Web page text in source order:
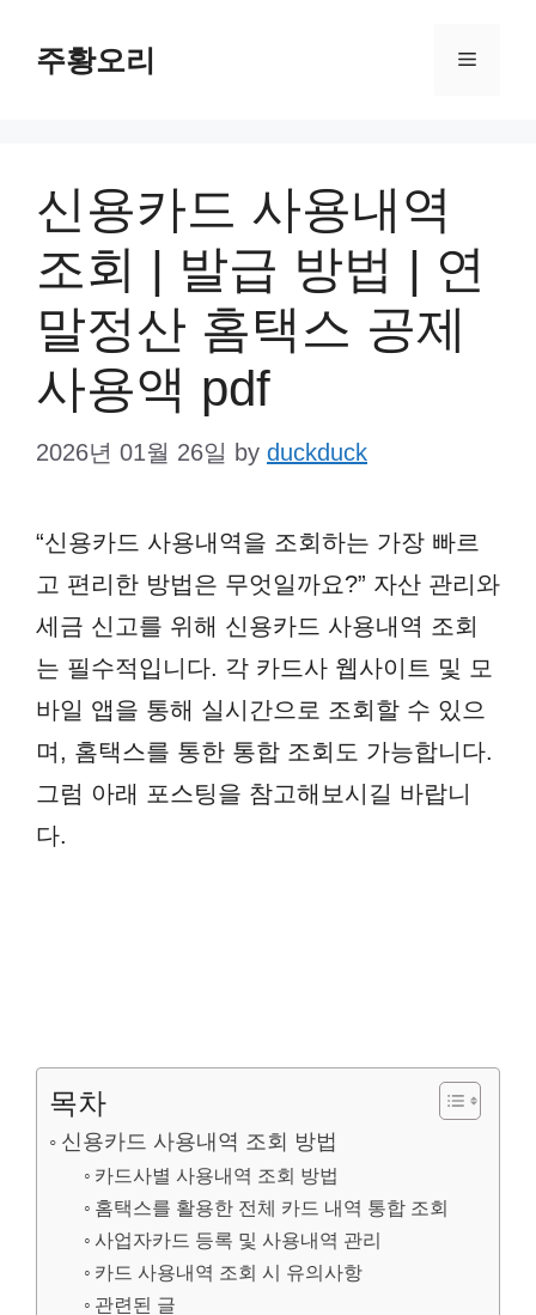
주황오리 Menu
신용카드 사용내역
조회 | 발급 방법 | 연
말정산 홈택스 공제
사용액 pdf
2026년 01월 26일 by duckduck
“신용카드 사용내역을 조회하는 가장 빠르
고 편리한 방법은 무엇일까요?” 자산 관리와
세금 신고를 위해 신용카드 사용내역 조회
는 필수적입니다. 각 카드사 웹사이트 및 모
바일 앱을 통해 실시간으로 조회할 수 있으
며, 홈택스를 통한 통합 조회도 가능합니다.
그럼 아래 포스팅을 참고해보시길 바랍니
다.
목차
신용카드 사용내역 조회 방법
카드사별 사용내역 조회 방법
홈택스를 활용한 전체 카드 내역 통합 조회
사업자카드 등록 및 사용내역 관리
카드 사용내역 조회 시 유의사항
관련된 글